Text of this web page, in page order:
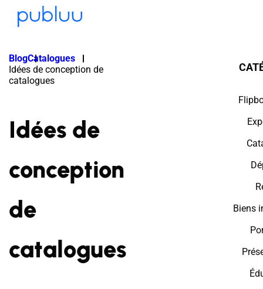
BlogCatalogues
Idées de conception de
catalogues
Idées de
conception
de
catalogues
Biens